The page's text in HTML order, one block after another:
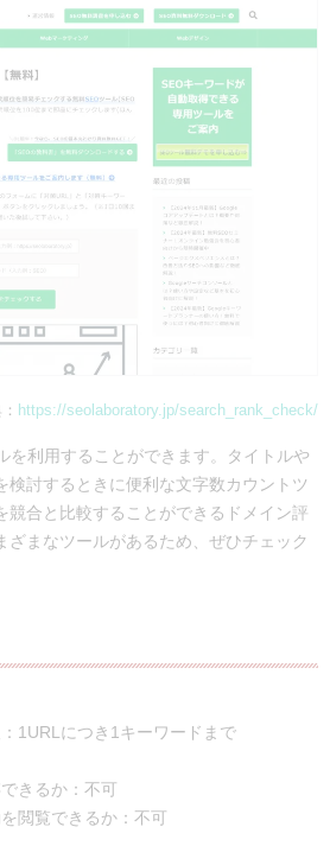
https://seolaboratory.jp/search_rank_check/
を利用することができます。タイトルや
検討するときに便利な文字数カウントツ
競合と比較することができるドメイン評
ざまなツールがあるため、ぜひチェック
1URLにつき1キーワードまで
きるか：不可
閲覧できるか：不可